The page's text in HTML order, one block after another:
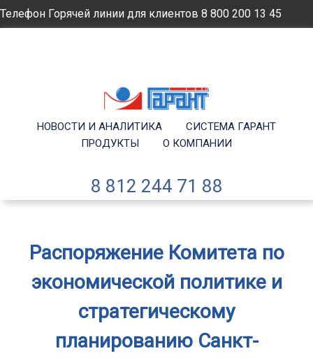
Телефон Горячей линии для клиентов 8 800 200 13 45
НОВОСТИ И АНАЛИТИКА
СИСТЕМА ГАРАНТ
ПРОДУКТЫ
О КОМПАНИИ
8 812 244 71 88
Распоряжение Комитета по
экономической политике и
стратегическому
планированию Санкт-